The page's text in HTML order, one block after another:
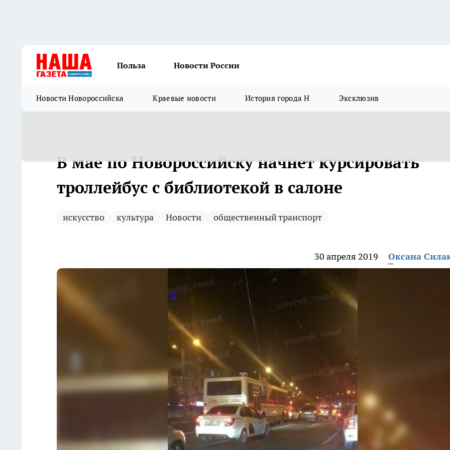
Польза Новости России
Новости Новороссийска Краевые новости История города Н Эксклюзив
В мае по Новороссийску начнет курсировать
троллейбус с библиотекой в салоне
искусство культура Новости общественный транспорт
30 апреля 2019 Оксана